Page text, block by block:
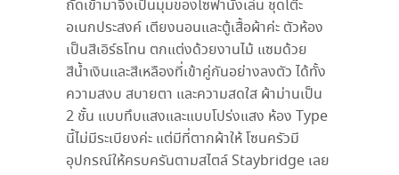
ถัดเข้ามาจึงเป็นมุมของโซฟานั่งเล่น ชุดโต๊ะ
อเนกประสงค์ เตียงนอนและตู้เสื้อผ้าค่ะ ตัวห้อง
เป็นสีเอิร์ธโทน ตกแต่งด้วยงานไม้ แซมด้วย
สีน้ำเงินและสีเหลืองที่เข้าคู่กันอย่างลงตัว ได้ทั้ง
ความสงบ สบายตา และความสดใส ผ้าม่านเป็น
2 ชั้น แบบทึบแสงและแบบโปร่งแสง ห้อง Type
นี้ไม่มีระเบียงค่ะ แต่มีที่ตากผ้าให้ โซนครัวมี
อุปกรณ์ให้ครบครันตามสไตล์ Staybridge เลย